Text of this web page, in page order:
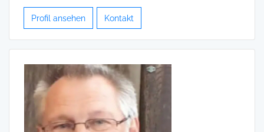
Profil ansehen Kontakt